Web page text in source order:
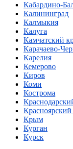
Кабардино-
Калининград
Калмыкия
Калуга
Камчатский
Карачаево-
Карелия
Кемерово
Киров
Коми
Кострома
Красноярский
Крым
Курган
Курск